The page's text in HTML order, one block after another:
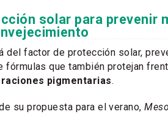
solar para prevenir
del factor de protección solar,
fórmulas que también protejan
pigmentarias.
su propuesta para el verano,